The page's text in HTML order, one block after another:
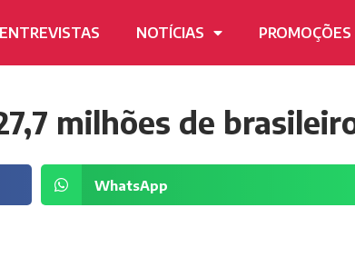
ENTREVISTAS NOTÍCIAS PROMOÇÕES
milhões de
WhatsApp